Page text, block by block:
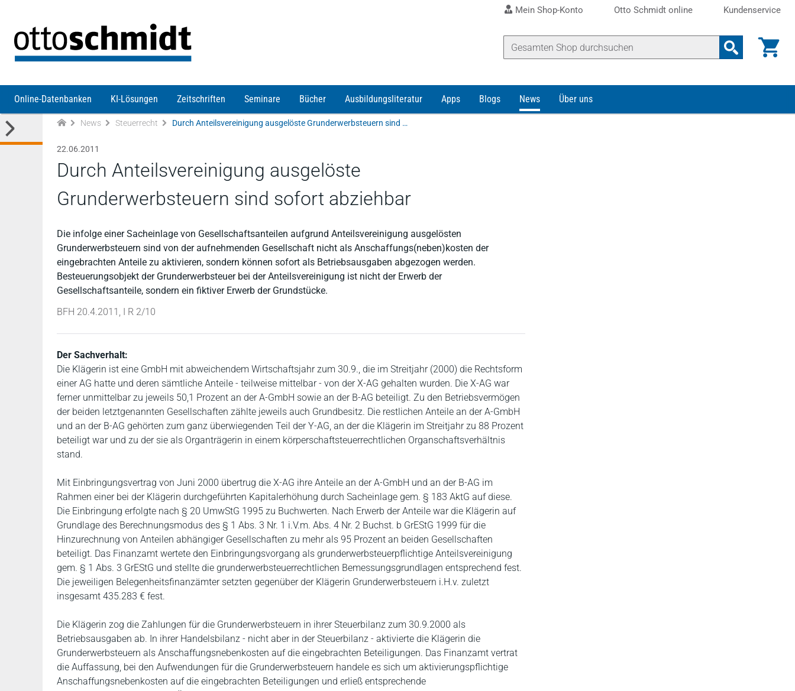
Mein Shop-Konto Otto Schmidt online Kundenservice
Online-Datenbanken KI-Lösungen Zeitschriften Seminare Bücher Ausbildungsliteratur Apps Blogs News Über uns
News Steuerrecht Durch Anteilsvereinigung ausgelöste Grunderwerbsteuern sind sofort abziehbar
22.06.2011
Durch Anteilsvereinigung ausgelöste
Grunderwerbsteuern sind sofort abziehbar
Die infolge einer Sacheinlage von Gesellschaftsanteilen aufgrund Anteilsvereinigung ausgelösten
Grunderwerbsteuern sind von der aufnehmenden Gesellschaft nicht als Anschaffungs(neben)kosten der
eingebrachten Anteile zu aktivieren, sondern können sofort als Betriebsausgaben abgezogen werden.
Besteuerungsobjekt der Grunderwerbsteuer bei der Anteilsvereinigung ist nicht der Erwerb der
Gesellschaftsanteile, sondern ein fiktiver Erwerb der Grundstücke.
BFH 20.4.2011, I R 2/10
Der Sachverhalt:
Die Klägerin ist eine GmbH mit abweichendem Wirtschaftsjahr zum 30.9., die im Streitjahr (2000) die Rechtsform
einer AG hatte und deren sämtliche Anteile - teilweise mittelbar - von der X-AG gehalten wurden. Die X-AG war
ferner unmittelbar zu jeweils 50,1 Prozent an der A-GmbH sowie an der B-AG beteiligt. Zu den Betriebsvermögen
der beiden letztgenannten Gesellschaften zählte jeweils auch Grundbesitz. Die restlichen Anteile an der A-GmbH
und an der B-AG gehörten zum ganz überwiegenden Teil der Y-AG, an der die Klägerin im Streitjahr zu 88 Prozent
beteiligt war und zu der sie als Organträgerin in einem körperschaftsteuerrechtlichen Organschaftsverhältnis
stand.
Mit Einbringungsvertrag von Juni 2000 übertrug die X-AG ihre Anteile an der A-GmbH und an der B-AG im
Rahmen einer bei der Klägerin durchgeführten Kapitalerhöhung durch Sacheinlage gem. § 183 AktG auf diese.
Die Einbringung erfolgte nach § 20 UmwStG 1995 zu Buchwerten. Nach Erwerb der Anteile war die Klägerin auf
Grundlage des Berechnungsmodus des § 1 Abs. 3 Nr. 1 i.V.m. Abs. 4 Nr. 2 Buchst. b GrEStG 1999 für die
Hinzurechnung von Anteilen abhängiger Gesellschaften zu mehr als 95 Prozent an beiden Gesellschaften
beteiligt. Das Finanzamt wertete den Einbringungsvorgang als grunderwerbsteuerpflichtige Anteilsvereinigung
gem. § 1 Abs. 3 GrEStG und stellte die grunderwerbsteuerrechtlichen Bemessungsgrundlagen entsprechend fest.
Die jeweiligen Belegenheitsfinanzämter setzten gegenüber der Klägerin Grunderwerbsteuern i.H.v. zuletzt
insgesamt 435.283 € fest.
Die Klägerin zog die Zahlungen für die Grunderwerbsteuern in ihrer Steuerbilanz zum 30.9.2000 als
Betriebsausgaben ab. In ihrer Handelsbilanz - nicht aber in der Steuerbilanz - aktivierte die Klägerin die
Grunderwerbsteuern als Anschaffungsnebenkosten auf die eingebrachten Beteiligungen. Das Finanzamt vertrat
die Auffassung, bei den Aufwendungen für die Grunderwerbsteuern handele es sich um aktivierungspflichtige
Anschaffungsnebenkosten auf die eingebrachten Beteiligungen und erließ entsprechende